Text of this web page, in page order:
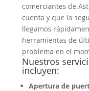
comerciantes de
cuenta y que la
llegamos
herramientas de
problema en el
Nuestros
incluyen:
Apertura de